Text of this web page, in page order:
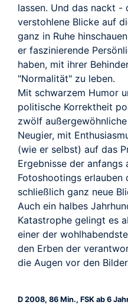
lassen. Und das nackt
verstohlene Blicke auf
ganz in Ruhe
er faszinierende
haben, mit ihrer
"Normalität" zu leben.
Mit schwarzem Humor
politische Korrektheit
zwölf
Neugier, mit
(wie er selbst) auf das
Ergebnisse der anfangs
Fotoshootings
schließlich ganz neue
Auch ein halbes
Katastrophe gelingt es
einer der
den Erben der
die Augen vor den
D 2008, 86 Min., FSK ab 6